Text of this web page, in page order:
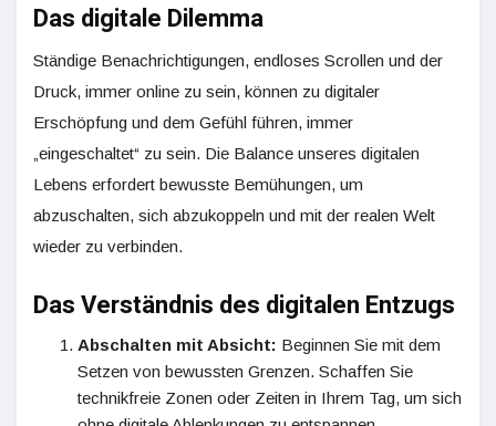
Das digitale Dilemma
Ständige Benachrichtigungen, endloses Scrollen und der
Druck, immer online zu sein, können zu digitaler
Erschöpfung und dem Gefühl führen, immer
„eingeschaltet“ zu sein. Die Balance unseres digitalen
Lebens erfordert bewusste Bemühungen, um
abzuschalten, sich abzukoppeln und mit der realen Welt
wieder zu verbinden.
Das Verständnis des digitalen Entzugs
Abschalten mit Absicht: Beginnen Sie mit dem
Setzen von bewussten Grenzen. Schaffen Sie
technikfreie Zonen oder Zeiten in Ihrem Tag, um sich